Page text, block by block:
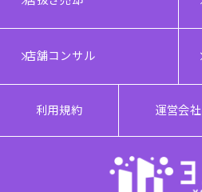
店舗コンサル
利用規約 運営会社